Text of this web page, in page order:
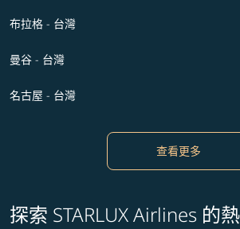
布拉格 - 台灣
曼谷 - 台灣
名古屋 - 台灣
查看更多
探索 STARLUX Airlines 的